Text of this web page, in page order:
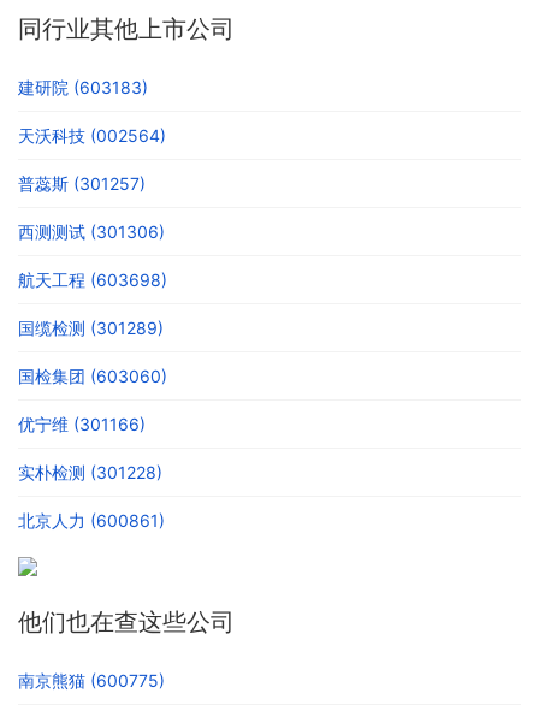
同行业其他上市公司
建研院 (603183)
天沃科技 (002564)
普蕊斯 (301257)
西测测试 (301306)
航天工程 (603698)
国缆检测 (301289)
国检集团 (603060)
优宁维 (301166)
实朴检测 (301228)
北京人力 (600861)
他们也在查这些公司
南京熊猫 (600775)